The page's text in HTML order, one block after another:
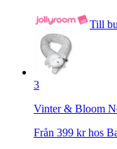
Till
3
Vinter & Bloom
Från 399 kr hos